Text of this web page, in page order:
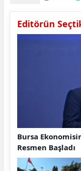
Editörün
Bursa
Resmen Başladı